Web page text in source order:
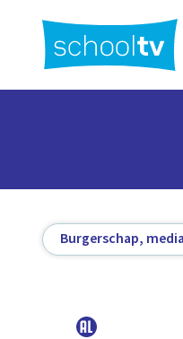
hoofdinhoud
Burgerschap,